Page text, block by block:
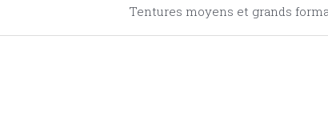
Tentures moyens et grands